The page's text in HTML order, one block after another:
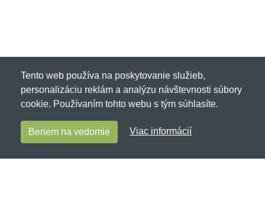
Tento web používa na poskytovanie služieb,
personalizáciu reklám a analýzu návštevnosti súbory
cookie. Používaním tohto webu s tým súhlasíte.
Beriem na vedomie Viac informácií